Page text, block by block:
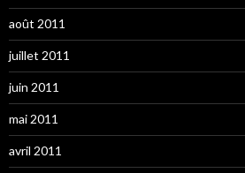
août 2011
juillet 2011
juin 2011
mai 2011
avril 2011